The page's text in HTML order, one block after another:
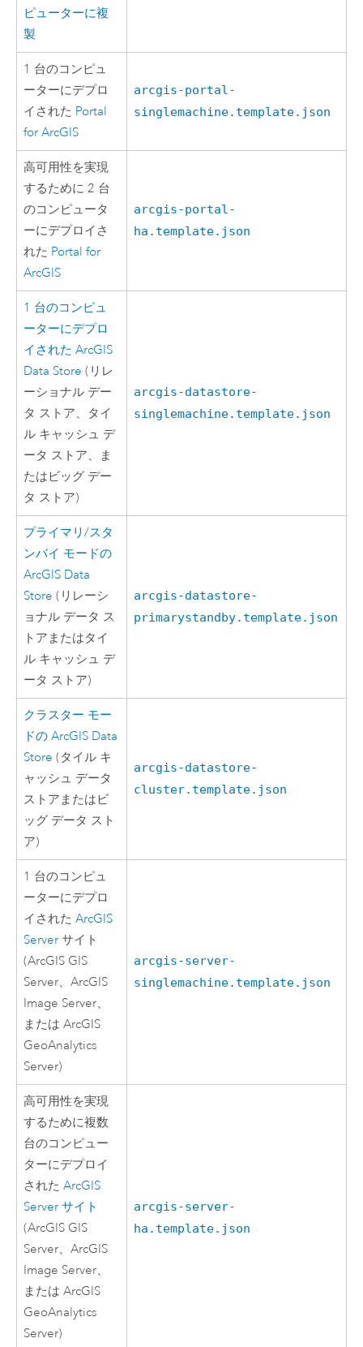
ピューターに複
製
1 台のコンピュ
ーターにデプロ
イされた Portal
for ArcGIS
arcgis-portal-
singlemachine.template.json
高可用性を実現
するために 2 台
のコンピュータ
ーにデプロイさ
れた Portal for
ArcGIS
arcgis-portal-
ha.template.json
1 台のコンピュ
ーターにデプロ
イされたArcGIS
Data Store (リレ
ーショナル デー
タ ストア、タイ
ル キャッシュ デ
ータ ストア、ま
たはビッグ デー
タ ストア)
arcgis-datastore-
singlemachine.template.json
プライマリ/スタ
ンバイ モードの
ArcGIS Data
Store (リレーシ
ョナル データ ス
トアまたはタイ
ル キャッシュ デ
ータ ストア)
arcgis-datastore-
primarystandby.template.json
クラスター モー
ドのArcGIS Data
Store (タイル キ
ャッシュ データ
ストアまたはビ
ッグ データ スト
ア)
arcgis-datastore-
cluster.template.json
1 台のコンピュ
ーターにデプロ
イされたArcGIS
Server サイト
(ArcGIS GIS
Server、ArcGIS
Image Server、
またはArcGIS
GeoAnalytics
Server)
arcgis-server-
singlemachine.template.json
高可用性を実現
するために複数
台のコンピュー
ターにデプロイ
されたArcGIS
Server サイト
(ArcGIS GIS
Server、ArcGIS
Image Server、
またはArcGIS
GeoAnalytics
Server)
arcgis-server-
ha.template.json